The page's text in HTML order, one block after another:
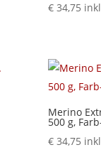
€34,75
Merino
500 g,
€34,75